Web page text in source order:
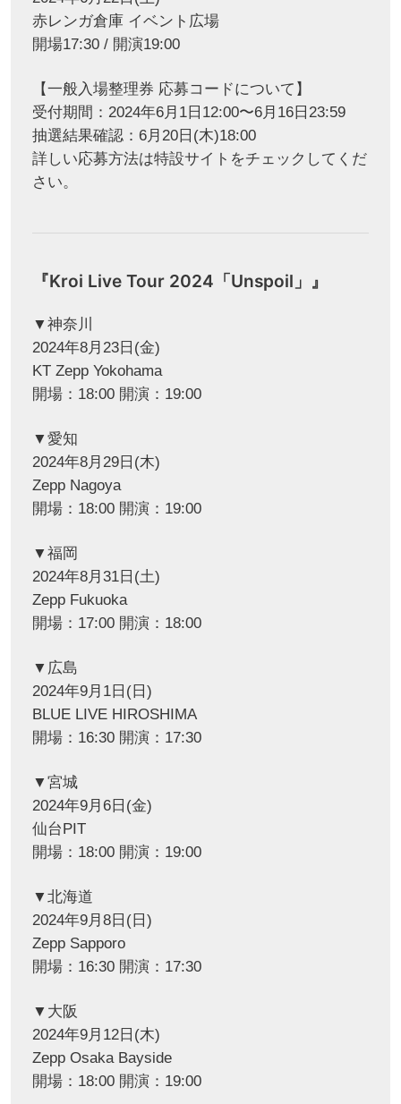
赤レンガ倉庫 イベント広場
開場17:30 / 開演19:00
【一般入場整理券 応募コードについて】
受付期間：2024年6月1日12:00〜6月16日23:59
抽選結果確認：6月20日(木)18:00
詳しい応募方法は特設サイトをチェックしてくだ
さい。
『Kroi Live Tour 2024「Unspoil」』
▼神奈川
2024年8月23日(金)
KT Zepp Yokohama
開場：18:00 開演：19:00
▼愛知
2024年8月29日(木)
Zepp Nagoya
開場：18:00 開演：19:00
▼福岡
2024年8月31日(土)
Zepp Fukuoka
開場：17:00 開演：18:00
▼広島
2024年9月1日(日)
BLUE LIVE HIROSHIMA
開場：16:30 開演：17:30
▼宮城
2024年9月6日(金)
仙台PIT
開場：18:00 開演：19:00
▼北海道
2024年9月8日(日)
Zepp Sapporo
開場：16:30 開演：17:30
▼大阪
2024年9月12日(木)
Zepp Osaka Bayside
開場：18:00 開演：19:00